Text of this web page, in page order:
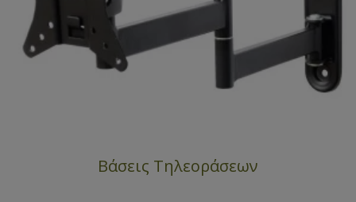
Βάσεις Τηλεοράσεων